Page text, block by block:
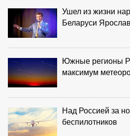
Ушел из жизни
Беларуси
Южные регионы
максимум
Над Россией за
беспилотников